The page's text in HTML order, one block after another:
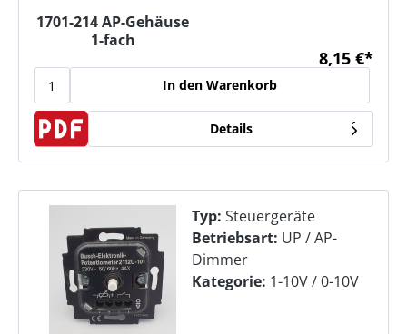
1701-214 AP-Gehäuse
1-fach
8,15 €*
In den Warenkorb
Details
Typ: Steuergeräte
Betriebsart: UP / AP-
Dimmer
Kategorie: 1-10V / 0-10V